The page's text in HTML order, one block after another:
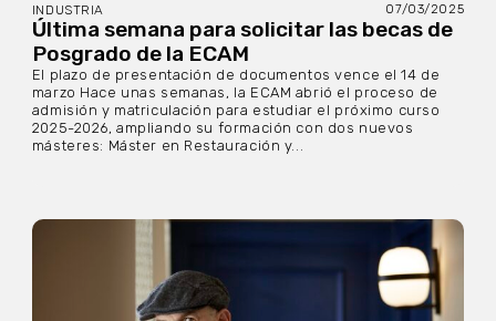
INDUSTRIA 07/03/2025
Última semana para solicitar las becas de
Posgrado de la ECAM
El plazo de presentación de documentos vence el 14 de
marzo Hace unas semanas, la ECAM abrió el proceso de
admisión y matriculación para estudiar el próximo curso
2025-2026, ampliando su formación con dos nuevos
másteres: Máster en Restauración y...